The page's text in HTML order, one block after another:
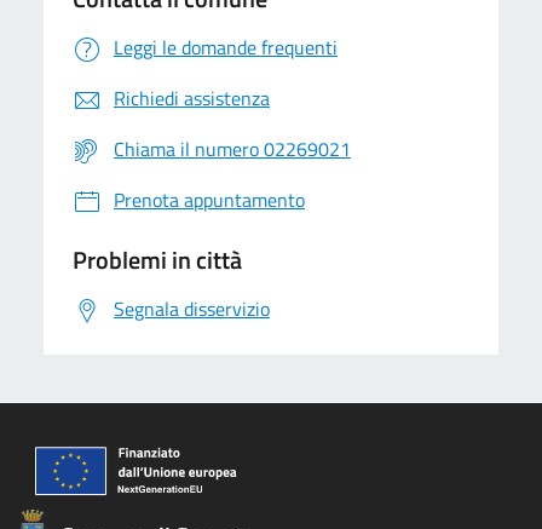
Leggi le domande frequenti
Richiedi assistenza
Chiama il numero 02269021
Prenota appuntamento
Problemi in città
Segnala disservizio